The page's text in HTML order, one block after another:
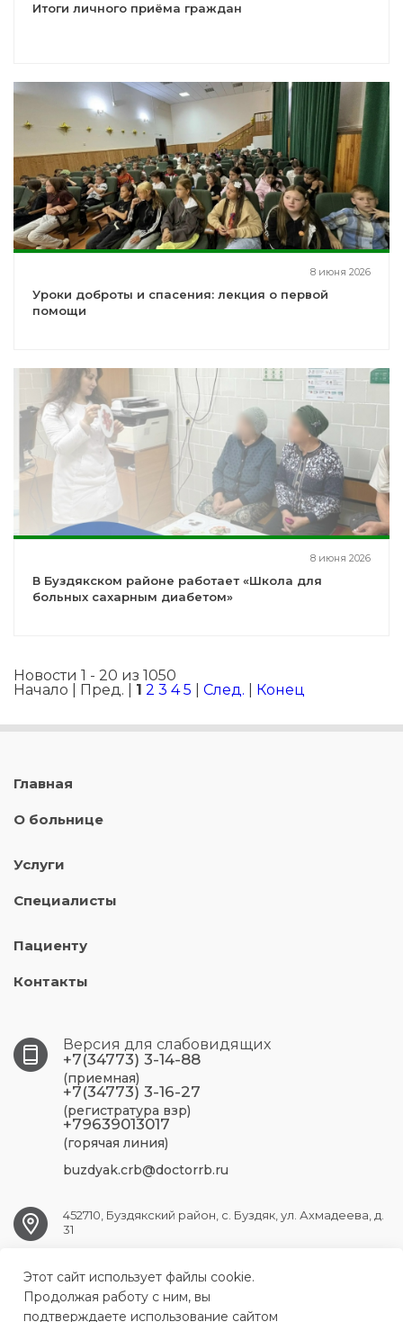
Итоги личного приёма граждан
8 июня 2026
Уроки доброты и спасения: лекция о первой
помощи
8 июня 2026
В Буздякском районе работает «Школа для
больных сахарным диабетом»
Новости 1 - 20 из 1050
Начало | Пред. | 1 2 3 4 5 След. Конец
Главная
О больнице
Услуги
Специалисты
Пациенту
Контакты
Версия для слабовидящих
+7(34773) 3-14-88
(приемная)
+7(34773) 3-16-27
(регистратура взр)
+79639013017
(горячая линия)
buzdyak.crb@doctorrb.ru
452710, Буздякский район, с. Буздяк, ул. Ахмадеева, д.
31
BUZDYAK.CRB@doctorrb.ru
Этот сайт использует файлы cookie.
Продолжая работу с ним, вы
подтверждаете использование сайтом